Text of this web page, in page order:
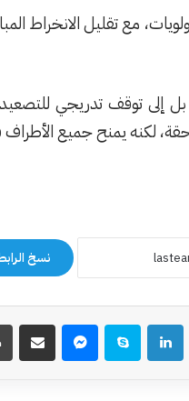
مع تقليل الانخراط
بل إلى توقف تدريجي
لكنه يمنح جميع
نسخ
لينكدإن سكايب ماسنجر مشاركة عبر